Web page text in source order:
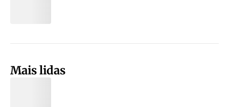
Mais lidas